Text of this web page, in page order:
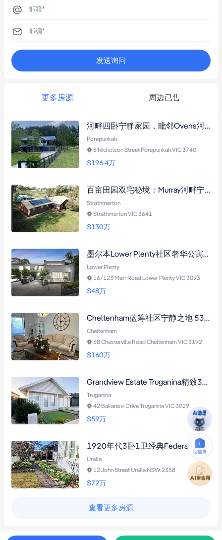
邮箱*
邮编*
发送询问
更多房源 周边已售
河畔四卧宁静家园，毗邻Ovens河，享Mt. Buffalo景观，带中央空调、恒温车库及观景露台，步行可达学校与购物中心。
Porepunkah
8 Nicholson Street Porepunkah VIC 3740
$196.4万
百亩田园双宅秘境：Murray河畔宁静之地，双砖主宅+客居别墅，恒产收入与多代生活理想之选
Strathmerton
Strathmerton VIC 3641
$130万
墨尔本Lower Plenty社区奢华公寓，地面层双卧双卫，中央空调+恒温泳池+健身房，步行至学校与购物中心。
Lower Plenty
16/123 Main Road Lower Plenty VIC 3093
$48万
Cheltenham蓝筹社区宁静之地 537平方米地块 四卧双卫双客厅 全新装修中央空调 近海滩火车站Westfield Southland
Cheltenham
68 Chesterville Road Cheltenham VIC 3192
$160万
Grandview Estate Truganina精致3卧2卫住宅，双步入式衣帽间、设计感厨房及前后露台，配备中央空调系统与节能双玻窗
Truganina
42 Bakanovi Drive Truganina VIC 3029
$59万
1920年代3卧1卫经典Federation小屋，坐落历史悠久的Uralla社区。保留原始压花金属天花板、彩绘玻璃窗及法式门廊，环绕式牛鼻檐阳台，带姻亲房改造空间的花园别墅。
Uralla
12 John Street Uralla NSW 2358
$72万
查看更多房源